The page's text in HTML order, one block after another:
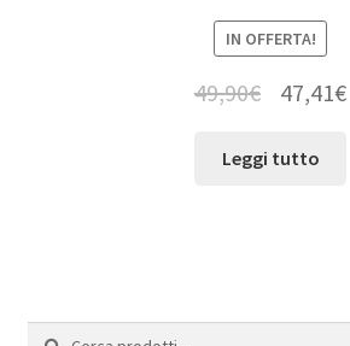
IN OFFERTA!
49,90€ 47,41€
Leggi tutto
Cerca:
Cerca